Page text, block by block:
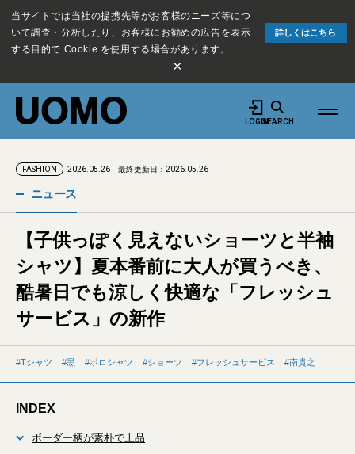
当サイトでは当社の提携先等がお客様のニーズ等につ
いて調査・分析したり、お客様にお勧めの広告を表示
する目的で Cookie を使用する場合があります。
詳しくはこちら
×
LOGINSEARCH
FASHION 2026.05.26 最終更新日：2026.05.26
ニュース
【子供っぽく見えないショーツと半袖
シャツ】夏本番前に大人が買うべき、
酷暑日でも涼しく快適な「フレッシュ
サービス」の新作
Tシャツ 黒 ポロシャツ ショーツ フレッシュサービス 南貴之
INDEX
ボーダー柄が素朴で上品